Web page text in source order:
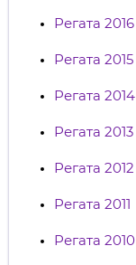
Регата 2016
Регата 2015
Регата 2014
Регата 2013
Регата 2012
Регата 2011
Регата 2010